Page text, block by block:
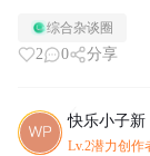
综合杂谈圈
2 0 分享
快乐小子新
Lv.2潜力创作